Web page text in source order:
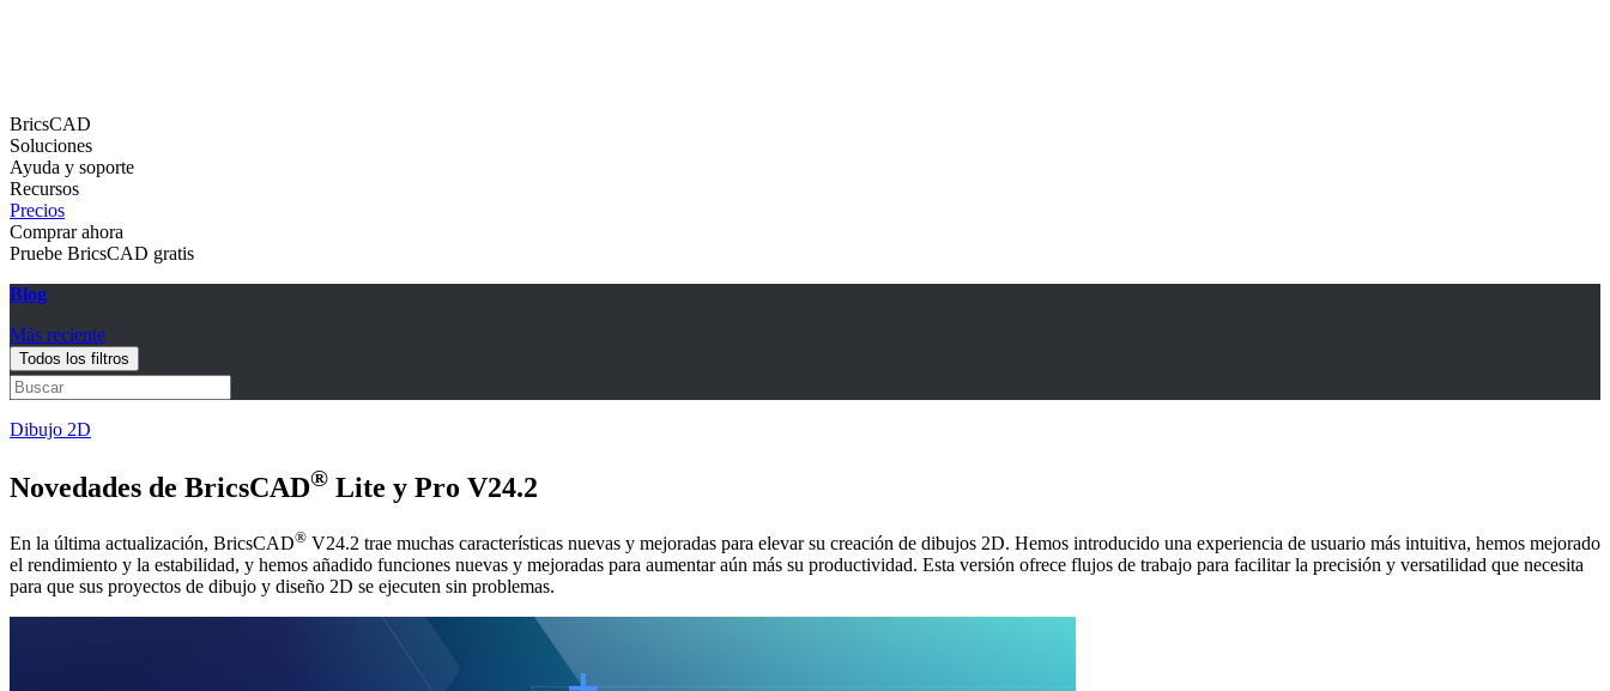
BricsCAD
Soluciones
Ayuda y soporte
Recursos
Precios
Comprar ahora
Pruebe BricsCAD gratis
Blog
Más reciente
Todos los filtros
Dibujo 2D
Novedades de BricsCAD® Lite y Pro V24.2
En la última actualización, BricsCAD® V24.2 trae muchas características nuevas y mejoradas para elevar su creación de dibujos 2D. Hemos introducido una experiencia de usuario más intuitiva, hemos mejorado
el rendimiento y la estabilidad, y hemos añadido funciones nuevas y mejoradas para aumentar aún más su productividad. Esta versión ofrece flujos de trabajo para facilitar la precisión y versatilidad que necesita
para que sus proyectos de dibujo y diseño 2D se ejecuten sin problemas.